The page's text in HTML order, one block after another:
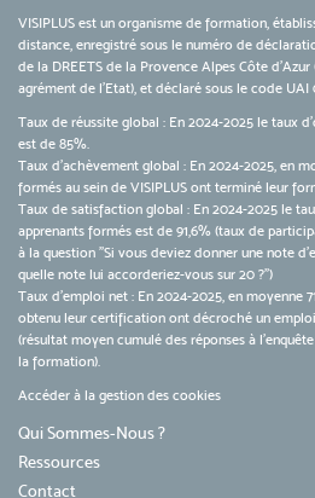
VISIPLUS est un organisme de formation,
distance, enregistré sous le numéro de
de la DREETS de la Provence Alpes Côte
agrément de l’Etat), et déclaré sous le code UAI
Taux de réussite global : En 2024-2025 le taux
est de 85%.
Taux d’achèvement global : En 2024-2025, en
formés au sein de VISIPLUS ont terminé leur
Taux de satisfaction global : En 2024-2025 le
apprenants formés est de 91,6% (taux de
à la question "Si vous deviez donner une note
quelle note lui accorderiez-vous sur 20 ?")
Taux d’emploi net : En 2024-2025, en moyenne
obtenu leur certification ont décroché un
(résultat moyen cumulé des réponses à
la formation).
Accéder à la gestion des cookies
Qui Sommes-Nous ?
Ressources
Contact